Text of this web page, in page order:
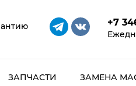
+7
ЗАПЧАСТИ ЗАМЕНА